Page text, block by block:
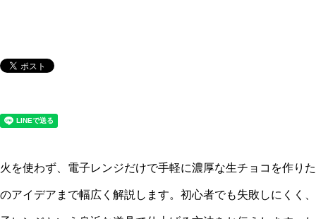
火を使わず、電子レンジだけで手軽に濃厚な生チョコを作り
のアイデアまで幅広く解説します。初心者でも失敗しにくく